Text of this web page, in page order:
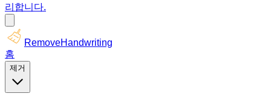
리합니다.
RemoveHandwriting
홈
제거